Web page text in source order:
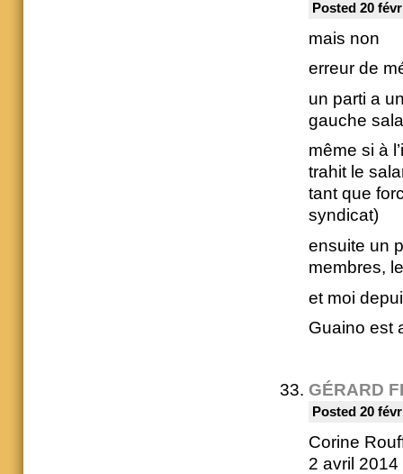
Posted 20
mais non
erreur de
un parti a
gauche
même si à
trahit le
tant que
syndicat)
ensuite un
membres,
et moi
Guaino est
GÉRARD
Posted 20
Corine
2 avril 2014